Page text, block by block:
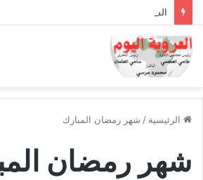
الرئيسية / شهر رمضان المبارك
شهر رمضان